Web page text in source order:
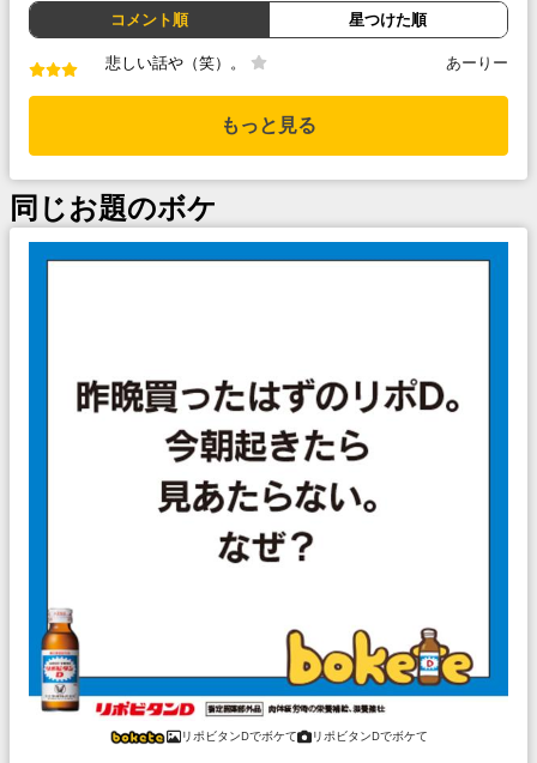
コメント順 星つけた順
悲しい話や（笑）。 あーりー
もっと見る
同じお題のボケ
リポビタンDでボケて リポビタンDでボケて